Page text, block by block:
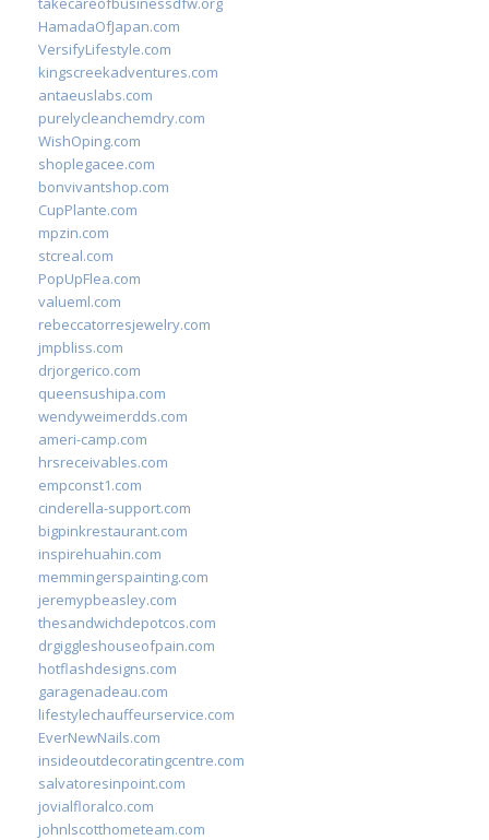
HamadaOfJapan.com
VersifyLifestyle.com
kingscreekadventures.com
antaeuslabs.com
purelycleanchemdry.com
WishOping.com
shoplegacee.com
bonvivantshop.com
CupPlante.com
mpzin.com
stcreal.com
PopUpFlea.com
valueml.com
rebeccatorresjewelry.com
jmpbliss.com
drjorgerico.com
queensushipa.com
wendyweimerdds.com
ameri-camp.com
hrsreceivables.com
empconst1.com
cinderella-support.com
bigpinkrestaurant.com
inspirehuahin.com
memmingerspainting.com
jeremypbeasley.com
thesandwichdepotcos.com
drgiggleshouseofpain.com
hotflashdesigns.com
garagenadeau.com
lifestylechauffeurservice.com
EverNewNails.com
insideoutdecoratingcentre.com
salvatoresinpoint.com
jovialfloralco.com
johnlscotthometeam.com